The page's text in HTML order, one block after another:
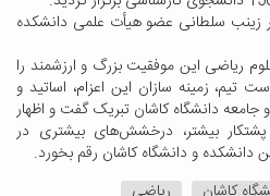
زینب سلطانی عضو هیأت علمی دانشکده
ریاضی این موفقیت بزرگ و ارزشمند را
تیم، زمینه سازان این اعزام، اساتید و
دانشگاه کاشان تبریک گفت و اظهار
بیشتر، درخشش‌های بیشتری در
دانشکده و دانشگاه کاشان رقم بخورد.